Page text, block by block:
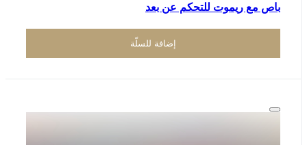
باص مع ريموت للتحكم عن بعد
إضافة للسلّة